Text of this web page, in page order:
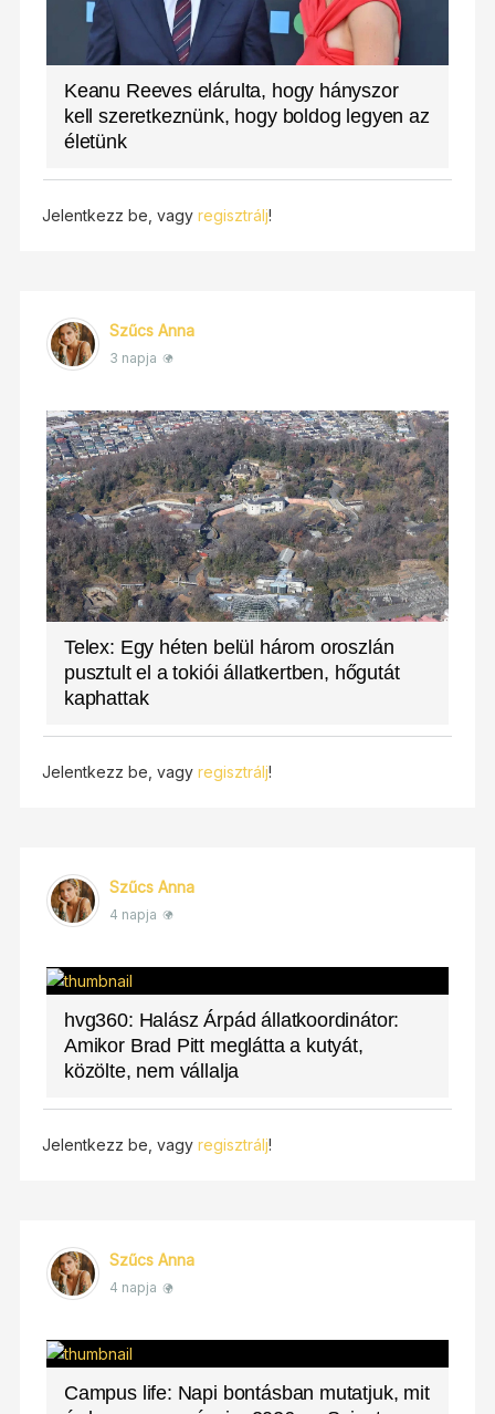
Keanu Reeves elárulta, hogy hányszor
kell szeretkeznünk, hogy boldog legyen az
életünk
Jelentkezz be, vagy regisztrálj!
Szűcs Anna
3 napja
Telex: Egy héten belül három oroszlán
pusztult el a tokiói állatkertben, hőgutát
kaphattak
Jelentkezz be, vagy regisztrálj!
Szűcs Anna
4 napja
hvg360: Halász Árpád állatkoordinátor:
Amikor Brad Pitt meglátta a kutyát,
közölte, nem vállalja
Jelentkezz be, vagy regisztrálj!
Szűcs Anna
4 napja
Campus life: Napi bontásban mutatjuk, mit